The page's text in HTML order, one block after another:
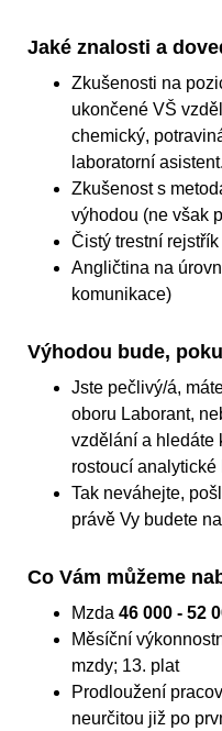
Jaké znalosti a
Zkušenosti na
ukončené VŠ
chemický,
laboratorní asistent.
Zkušenost s
výhodou (ne však
Čistý trestní rejstřík
Angličtina na
komunikace)
Výhodou bude,
Jste pečlivý/á,
oboru Laborant,
vzdělání a hledáte
rostoucí analytické
Tak neváhejte,
právě Vy budete
Co Vám můžeme
Mzda 46 000 - 52
Měsíční
mzdy; 13. plat
Prodloužení
neurčitou již po